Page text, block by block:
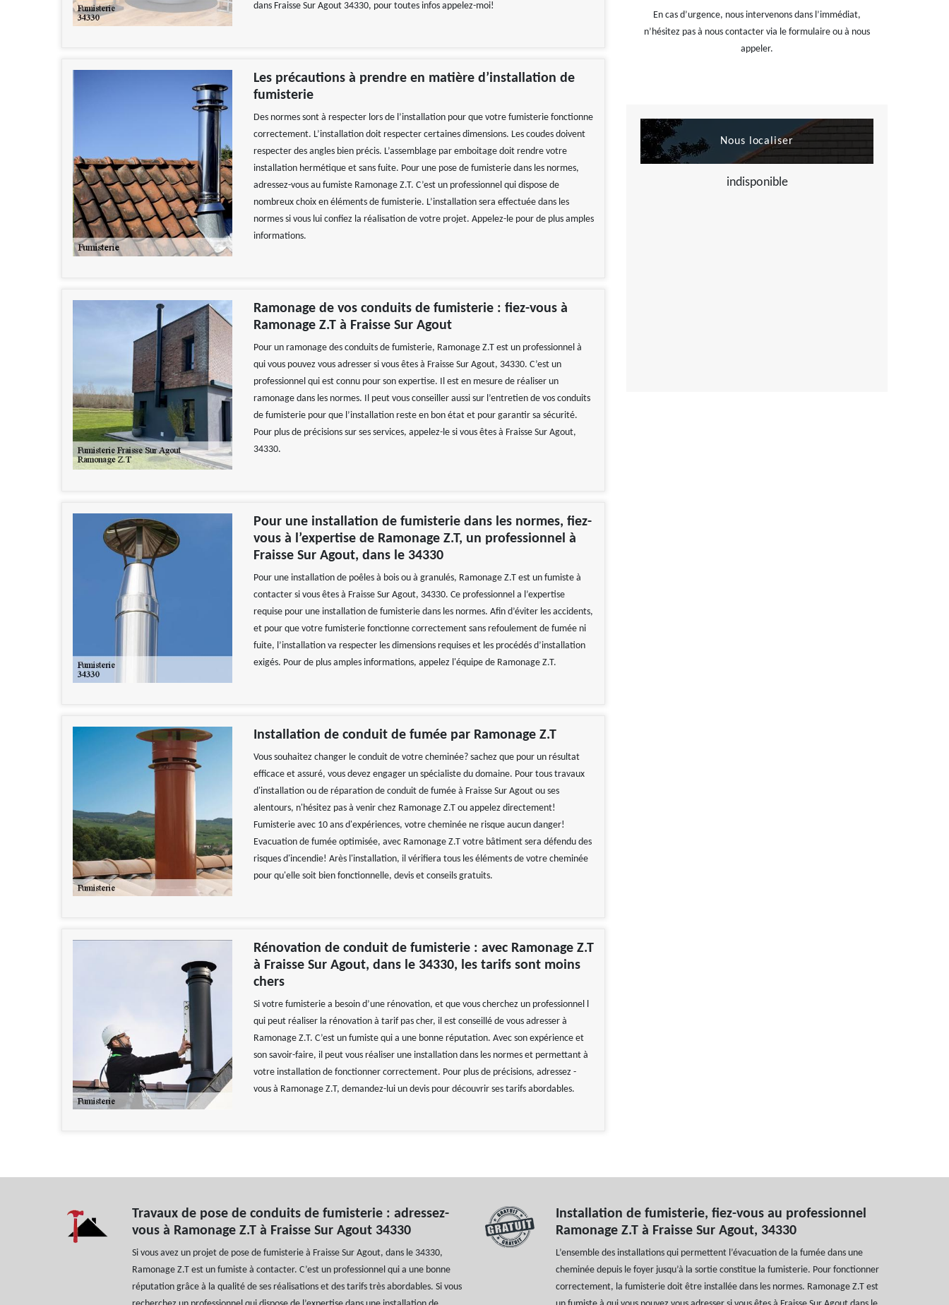
dans Fraisse Sur Agout 34330, pour toutes infos appelez-moi!
Les précautions à prendre en matière d’installation de
fumisterie
Des normes sont à respecter lors de l’installation pour que votre fumisterie fonctionne
correctement. L’installation doit respecter certaines dimensions. Les coudes doivent
respecter des angles bien précis. L’assemblage par emboitage doit rendre votre
installation hermétique et sans fuite. Pour une pose de fumisterie dans les normes,
adressez-vous au fumiste Ramonage Z.T. C’est un professionnel qui dispose de
nombreux choix en éléments de fumisterie. L’installation sera effectuée dans les
normes si vous lui confiez la réalisation de votre projet. Appelez-le pour de plus amples
informations.
Ramonage de vos conduits de fumisterie : fiez-vous à
Ramonage Z.T à Fraisse Sur Agout
Pour un ramonage des conduits de fumisterie, Ramonage Z.T est un professionnel à
qui vous pouvez vous adresser si vous êtes à Fraisse Sur Agout, 34330. C’est un
professionnel qui est connu pour son expertise. Il est en mesure de réaliser un
ramonage dans les normes. Il peut vous conseiller aussi sur l’entretien de vos conduits
de fumisterie pour que l’installation reste en bon état et pour garantir sa sécurité.
Pour plus de précisions sur ses services, appelez-le si vous êtes à Fraisse Sur Agout,
34330.
Pour une installation de fumisterie dans les normes, fiez-
vous à l’expertise de Ramonage Z.T, un professionnel à
Fraisse Sur Agout, dans le 34330
Pour une installation de poêles à bois ou à granulés, Ramonage Z.T est un fumiste à
contacter si vous êtes à Fraisse Sur Agout, 34330. Ce professionnel a l’expertise
requise pour une installation de fumisterie dans les normes. Afin d’éviter les accidents,
et pour que votre fumisterie fonctionne correctement sans refoulement de fumée ni
fuite, l’installation va respecter les dimensions requises et les procédés d’installation
exigés. Pour de plus amples informations, appelez l'équipe de Ramonage Z.T.
Installation de conduit de fumée par Ramonage Z.T
Vous souhaitez changer le conduit de votre cheminée? sachez que pour un résultat
efficace et assuré, vous devez engager un spécialiste du domaine. Pour tous travaux
d'installation ou de réparation de conduit de fumée à Fraisse Sur Agout ou ses
alentours, n'hésitez pas à venir chez Ramonage Z.T ou appelez directement!
Fumisterie avec 10 ans d'expériences, votre cheminée ne risque aucun danger!
Evacuation de fumée optimisée, avec Ramonage Z.T votre bâtiment sera défendu des
risques d'incendie! Arès l'installation, il vérifiera tous les éléments de votre cheminée
pour qu'elle soit bien fonctionnelle, devis et conseils gratuits.
Rénovation de conduit de fumisterie : avec Ramonage Z.T
à Fraisse Sur Agout, dans le 34330, les tarifs sont moins
chers
Si votre fumisterie a besoin d’une rénovation, et que vous cherchez un professionnel l
qui peut réaliser la rénovation à tarif pas cher, il est conseillé de vous adresser à
Ramonage Z.T. C’est un fumiste qui a une bonne réputation. Avec son expérience et
son savoir-faire, il peut vous réaliser une installation dans les normes et permettant à
votre installation de fonctionner correctement. Pour plus de précisions, adressez -
vous à Ramonage Z.T, demandez-lui un devis pour découvrir ses tarifs abordables.
En cas d’urgence, nous intervenons dans l’immédiat,
n’hésitez pas à nous contacter via le formulaire ou à nous
appeler.
Nous localiser
indisponible
Travaux de pose de conduits de fumisterie : adressez-
vous à Ramonage Z.T à Fraisse Sur Agout 34330
Si vous avez un projet de pose de fumisterie à Fraisse Sur Agout, dans le 34330,
Ramonage Z.T est un fumiste à contacter. C’est un professionnel qui a une bonne
réputation grâce à la qualité de ses réalisations et des tarifs très abordables. Si vous
Installation de fumisterie, fiez-vous au professionnel
Ramonage Z.T à Fraisse Sur Agout, 34330
L’ensemble des installations qui permettent l’évacuation de la fumée dans une
cheminée depuis le foyer jusqu’à la sortie constitue la fumisterie. Pour fonctionner
correctement, la fumisterie doit être installée dans les normes. Ramonage Z.T est